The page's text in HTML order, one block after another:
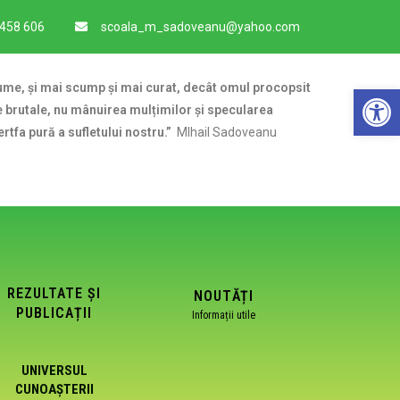
606 scoala_m_sadoveanu@yahoo.com
și mai scump și mai curat, decât omul procopsit
nu mânuirea mulțimilor și specularea
pură a sufletului nostru.” MIhail Sadoveanu
REZULTATE ȘI
PUBLICAȚII
UNIVERSUL
CUNOAȘTERII
NOUTĂȚI
Informații utile